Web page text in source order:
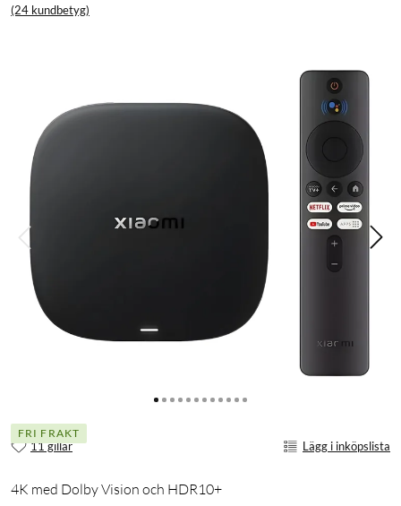
(24 kundbetyg)
FRI FRAKT
11 gillar Lägg i inköpslista
4K med Dolby Vision och HDR10+